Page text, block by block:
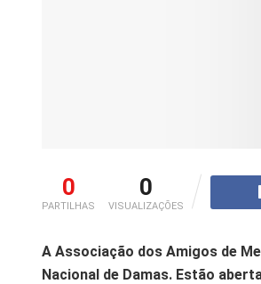
0
PARTILHAS
0
VISUALIZAÇÕES
A Associação dos Amigos de
Nacional de Damas. Estão